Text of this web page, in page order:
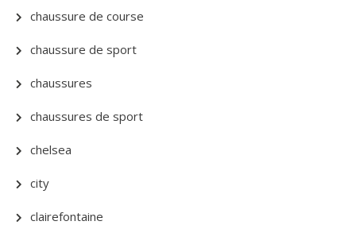
chaussure de course
chaussure de sport
chaussures
chaussures de sport
chelsea
city
clairefontaine